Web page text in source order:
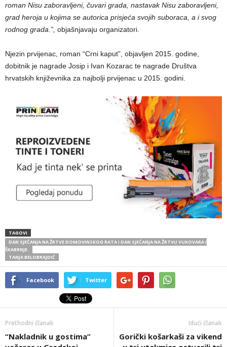
roman Nisu zaboravljeni, čuvari grada, nastavak Nisu zaboravljeni,
grad heroja u kojima se autorica prisjeća svojih suboraca, a i svog
rodnog grada.”, objašnjavaju organizatori.
Njezin prvijenac, roman “Crni kaput”, objavljen 2015. godine,
dobitnik je nagrade Josip i Ivan Kozarac te nagrade Društva
hrvatskih književnika za najbolji prvijenac u 2015. godini.
TAGOVI
DAN SJEĆANJA NA ŽRTVE DOMOVINSKOG RATA I DAN SJEĆANJA NA ŽRTVU VUKOVARA I
ŠKABRNJE.
TANJA BELOBRAJDIĆ
Facebook Twitter
Prethodni članak
“Nakladnik u gostima”
Idući članak
Gorički košarkaši za vikend